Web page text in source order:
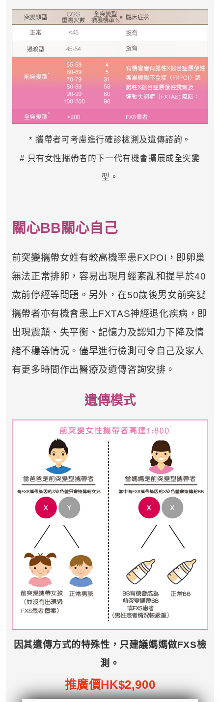
* 攜帶者可考慮進行確診檢測及遺傳諮詢。
# 只有女性攜帶者的下一代有機會擴展成全突變
型。
關心BB關心自己
前突變攜帶女姓有較高機率患FXPOI，即卵巢
無法正常排卵，容易出現月經紊亂和提早於40
歲前停經等問題。另外，在50歲後男女前突變
攜帶者亦有機會患上FXTAS神經退化疾病，即
出現震顛、失平衡、記憶力及認知力下降及情
緒不穩等情況。儘早進行檢測可令自己及家人
有更多時間作出醫療及遺傳咨詢安排。
遺傳模式
因其遺傳方式的特殊性，只建議媽媽做FXS檢
測。
推廣價HK$2,900